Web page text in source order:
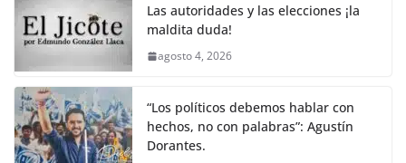
Las autoridades y las elecciones ¡la
maldita duda!
agosto 4, 2026
“Los políticos debemos hablar con
hechos, no con palabras”: Agustín
Dorantes.